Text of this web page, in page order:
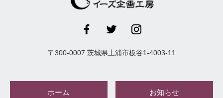
〒 300-0007 茨城県土浦市板谷1-4003-11
ホーム お知らせ